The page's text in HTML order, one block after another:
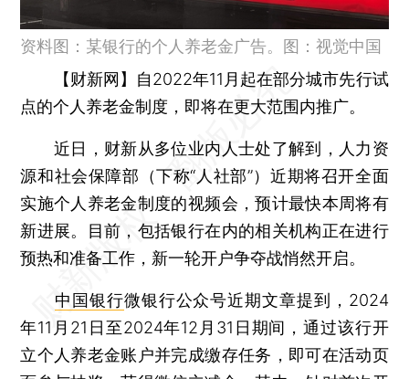
资料图：某银行的个人养老金广告。图：视觉中国
【财新网】
自2022年11月起在部分城市先行试
点的个人养老金制度，即将在更大范围内推广。
近日，财新从多位业内人士处了解到，人力资
源和社会保障部（下称“人社部”）近期将召开全面
实施个人养老金制度的视频会，预计最快本周将有
新进展。目前，包括银行在内的相关机构正在进行
预热和准备工作，新一轮开户争夺战悄然开启。
中国银行微银行公众号近期文章提到，2024
年11月21日至2024年12月31日期间，通过该行开
立个人养老金账户并完成缴存任务，即可在活动页